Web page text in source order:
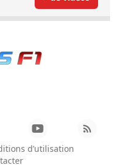
d’utilisation